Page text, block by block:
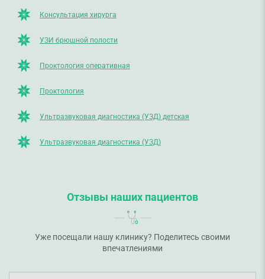
Консультация хирурга
УЗИ брюшной полости
Проктология оперативная
Проктология
Ультразвуковая диагностика (УЗД) детская
Ультразвуковая диагностика (УЗД)
Отзывы наших пациентов
Уже посещали нашу клинику? Поделитесь своими
впечатлениями